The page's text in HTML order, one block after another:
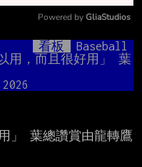
Mute
Powered by GliaStudios
看板
Baseball
用，而且很好用」 葉
」 葉總讚賞由龍轉鷹